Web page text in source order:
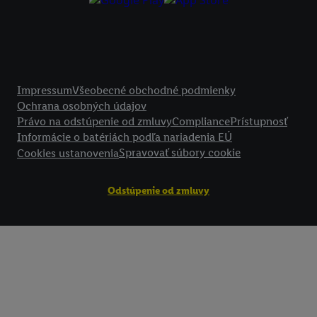
ImpressumVšeobecné obchodné podmienky
Ochrana osobných údajov
Právo na odstúpenie od zmluvyCompliancePrístupnosť
Informácie o batériách podľa nariadenia EÚ
Cookies ustanoveniaSpravovať súbory cookie
Odstúpenie od zmluvy